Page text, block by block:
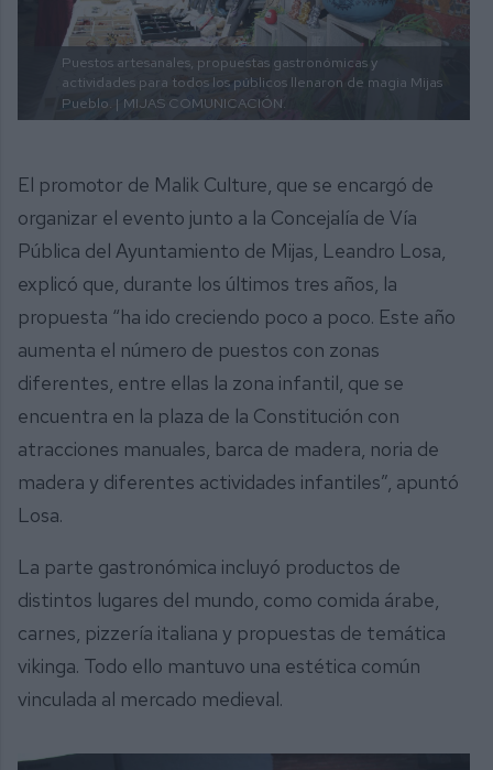
Puestos artesanales, propuestas gastronómicas y
actividades para todos los públicos llenaron de magia Mijas
Pueblo. | MIJAS COMUNICACIÓN.
El promotor de Malik Culture, que se encargó de
organizar el evento junto a la Concejalía de Vía
Pública del Ayuntamiento de Mijas, Leandro Losa,
explicó que, durante los últimos tres años, la
propuesta “ha ido creciendo poco a poco. Este año
aumenta el número de puestos con zonas
diferentes, entre ellas la zona infantil, que se
encuentra en la plaza de la Constitución con
atracciones manuales, barca de madera, noria de
madera y diferentes actividades infantiles”, apuntó
Losa.
La parte gastronómica incluyó productos de
distintos lugares del mundo, como comida árabe,
carnes, pizzería italiana y propuestas de temática
vikinga. Todo ello mantuvo una estética común
vinculada al mercado medieval.